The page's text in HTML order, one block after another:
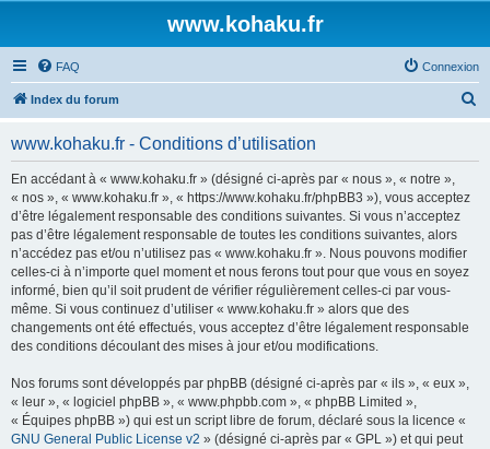
www.kohaku.fr
FAQ Connexion
Index du forum
www.kohaku.fr - Conditions d’utilisation
En accédant à « www.kohaku.fr » (désigné ci-après par « nous », « notre »,
« nos », « www.kohaku.fr », « https://www.kohaku.fr/phpBB3 »), vous acceptez
d’être légalement responsable des conditions suivantes. Si vous n’acceptez
pas d’être légalement responsable de toutes les conditions suivantes, alors
n’accédez pas et/ou n’utilisez pas « www.kohaku.fr ». Nous pouvons modifier
celles-ci à n’importe quel moment et nous ferons tout pour que vous en soyez
informé, bien qu’il soit prudent de vérifier régulièrement celles-ci par vous-
même. Si vous continuez d’utiliser « www.kohaku.fr » alors que des
changements ont été effectués, vous acceptez d’être légalement responsable
des conditions découlant des mises à jour et/ou modifications.
Nos forums sont développés par phpBB (désigné ci-après par « ils », « eux »,
« leur », « logiciel phpBB », « www.phpbb.com », « phpBB Limited »,
« Équipes phpBB ») qui est un script libre de forum, déclaré sous la licence «
GNU General Public License v2 » (désigné ci-après par « GPL ») et qui peut